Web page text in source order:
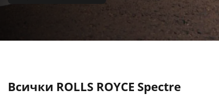
Всички ROLLS ROYCE Spectre